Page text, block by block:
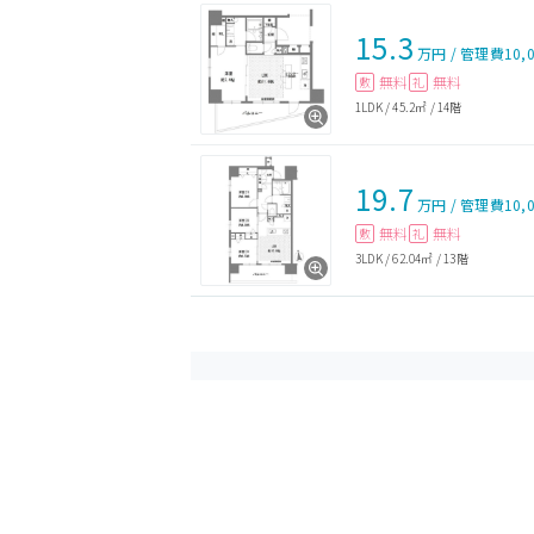
15.3 万円 /管理費
敷 無料 礼 無料
1LDK/45.2㎡ / 14階
19.7 万円 /管理費
敷 無料 礼 無料
3LDK/62.04㎡ / 13階